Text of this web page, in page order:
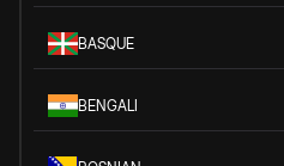
BASQUE
BENGALI